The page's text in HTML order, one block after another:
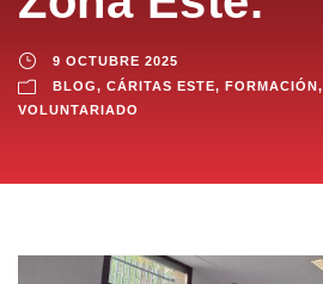
9 OCTUBRE 2025
BLOG, CÁRITAS ESTE, FORMACIÓN,
VOLUNTARIADO